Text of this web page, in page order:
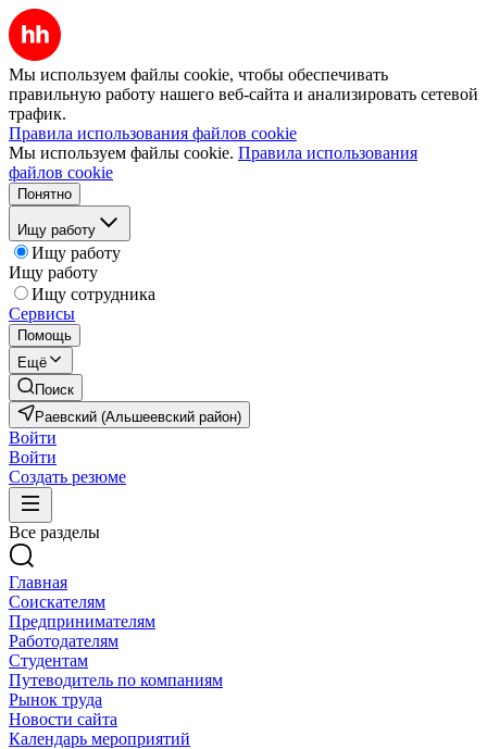
Мы используем файлы cookie, чтобы обеспечивать
правильную работу нашего веб-сайта и анализировать сетевой
трафик.
Правила использования файлов cookie
Мы используем файлы cookie. Правила использования
файлов cookie
Понятно
Ищу работу
Ищу работу
Ищу работу
Ищу сотрудника
Сервисы
Помощь
Ещё
Поиск
Раевский (Альшеевский район)
Войти
Войти
Создать резюме
Все разделы
Главная
Соискателям
Предпринимателям
Работодателям
Студентам
Путеводитель по компаниям
Рынок труда
Новости сайта
Календарь мероприятий